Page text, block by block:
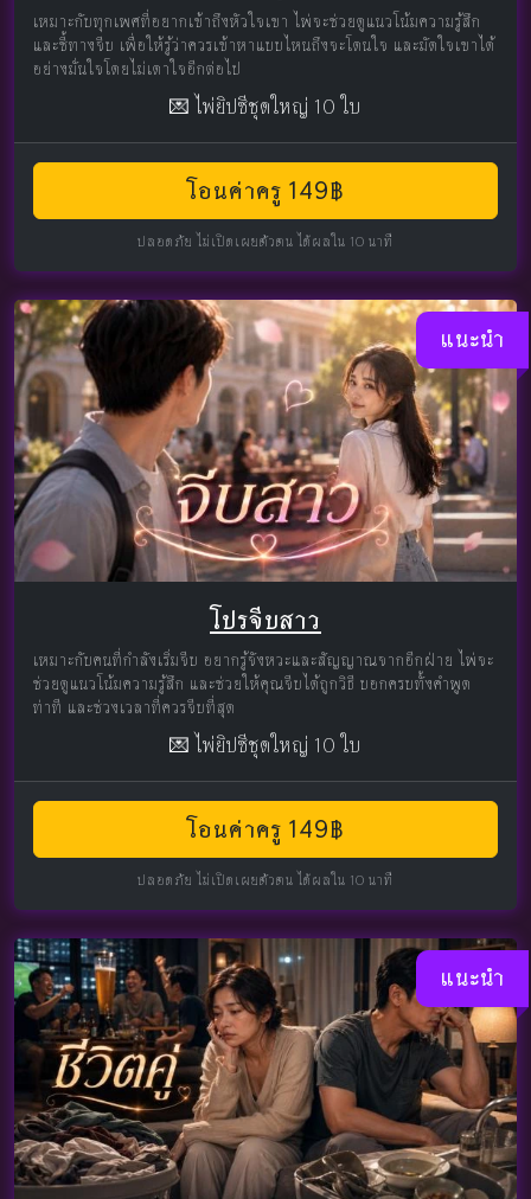
เหมาะกับทุกเพศที่อยากเข้าถึงหัวใจเขา ไพ่จะช่วยดูแนวโน้มความรู้สึก
และชี้ทางจีบ เพื่อให้รู้ว่าควรเข้าหาแบบไหนถึงจะโดนใจ และมัดใจเขาได้
อย่างมั่นใจโดยไม่เดาใจอีกต่อไป
💌 ไพ่ยิปซีชุดใหญ่ 10 ใบ
โอนค่าครู 149฿
ปลอดภัย ไม่เปิดเผยตัวตน ได้ผลใน 10 นาที
แนะนำ
โปรจีบสาว
เหมาะกับคนที่กำลังเริ่มจีบ อยากรู้จังหวะและสัญญาณจากอีกฝ่าย ไพ่จะ
ช่วยดูแนวโน้มความรู้สึก และช่วยให้คุณจีบได้ถูกวิธี บอกครบทั้งคำพูด
ท่าที และช่วงเวลาที่ควรจีบที่สุด
💌 ไพ่ยิปซีชุดใหญ่ 10 ใบ
โอนค่าครู 149฿
ปลอดภัย ไม่เปิดเผยตัวตน ได้ผลใน 10 นาที
แนะนำ